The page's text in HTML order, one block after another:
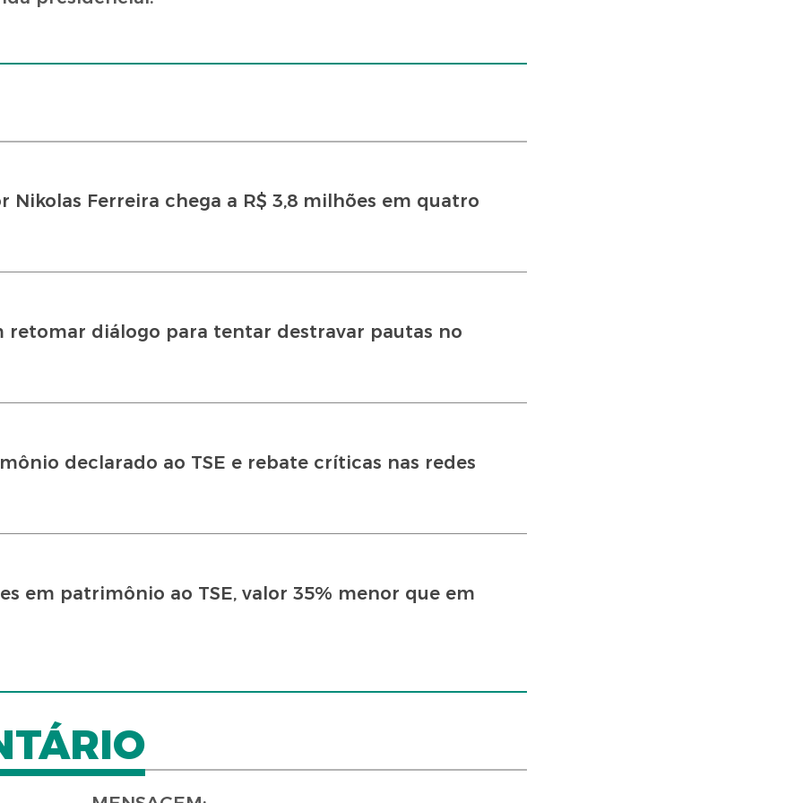
Ferreira chega a R$ 3,8 milhões em quatro
retomar diálogo para tentar destravar pautas no
declarado ao TSE e rebate críticas nas redes
em patrimônio ao TSE, valor 35% menor que em